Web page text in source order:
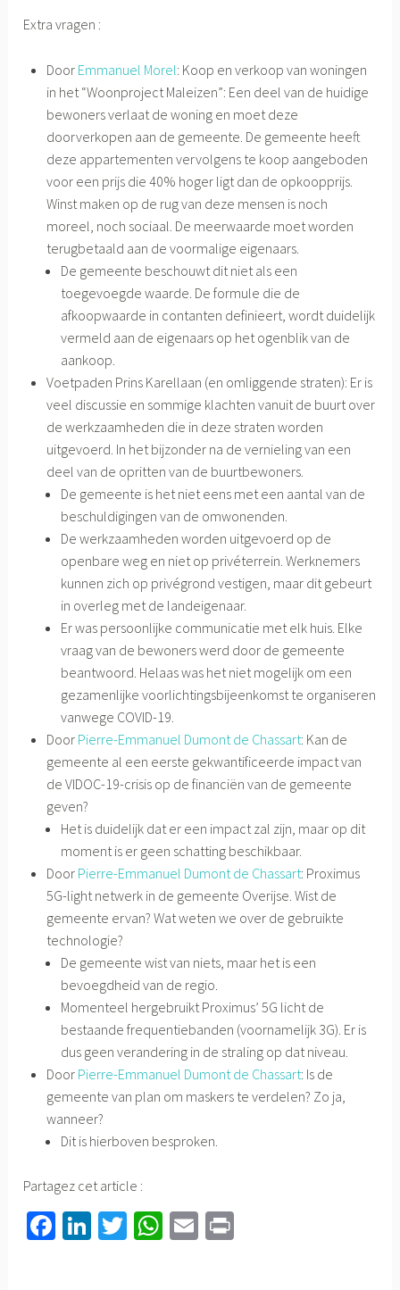
Extra vragen :
Door Emmanuel Morel: Koop en verkoop van woningen
in het “Woonproject Maleizen”: Een deel van de huidige
bewoners verlaat de woning en moet deze
doorverkopen aan de gemeente. De gemeente heeft
deze appartementen vervolgens te koop aangeboden
voor een prijs die 40% hoger ligt dan de opkoopprijs.
Winst maken op de rug van deze mensen is noch
moreel, noch sociaal. De meerwaarde moet worden
terugbetaald aan de voormalige eigenaars.
De gemeente beschouwt dit niet als een
toegevoegde waarde. De formule die de
afkoopwaarde in contanten definieert, wordt duidelijk
vermeld aan de eigenaars op het ogenblik van de
aankoop.
Voetpaden Prins Karellaan (en omliggende straten): Er is
veel discussie en sommige klachten vanuit de buurt over
de werkzaamheden die in deze straten worden
uitgevoerd. In het bijzonder na de vernieling van een
deel van de opritten van de buurtbewoners.
De gemeente is het niet eens met een aantal van de
beschuldigingen van de omwonenden.
De werkzaamheden worden uitgevoerd op de
openbare weg en niet op privéterrein. Werknemers
kunnen zich op privégrond vestigen, maar dit gebeurt
in overleg met de landeigenaar.
Er was persoonlijke communicatie met elk huis. Elke
vraag van de bewoners werd door de gemeente
beantwoord. Helaas was het niet mogelijk om een
gezamenlijke voorlichtingsbijeenkomst te organiseren
vanwege COVID-19.
Door Pierre-Emmanuel Dumont de Chassart: Kan de
gemeente al een eerste gekwantificeerde impact van
de VIDOC-19-crisis op de financiën van de gemeente
geven?
Het is duidelijk dat er een impact zal zijn, maar op dit
moment is er geen schatting beschikbaar.
Door Pierre-Emmanuel Dumont de Chassart: Proximus
5G-light netwerk in de gemeente Overijse. Wist de
gemeente ervan? Wat weten we over de gebruikte
technologie?
De gemeente wist van niets, maar het is een
bevoegdheid van de regio.
Momenteel hergebruikt Proximus’ 5G licht de
bestaande frequentiebanden (voornamelijk 3G). Er is
dus geen verandering in de straling op dat niveau.
Door Pierre-Emmanuel Dumont de Chassart: Is de
gemeente van plan om maskers te verdelen? Zo ja,
wanneer?
Dit is hierboven besproken.
Partagez cet article :
Fa Li
T
W E